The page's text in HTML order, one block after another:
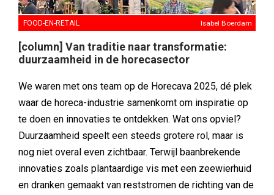
FOOD-EN-RETAIL Isabel Boerdam
[column] Van traditie naar transformatie:
duurzaamheid in de horecasector
We waren met ons team op de Horecava 2025, dé plek
waar de horeca-industrie samenkomt om inspiratie op
te doen en innovaties te ontdekken. Wat ons opviel?
Duurzaamheid speelt een steeds grotere rol, maar is
nog niet overal even zichtbaar. Terwijl baanbrekende
innovaties zoals plantaardige vis met een zeewierhuid
en dranken gemaakt van reststromen de richting van de